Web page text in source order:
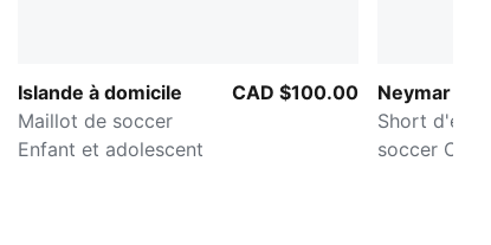
Islande à domicile
Maillot de soccer
Enfant et adolescent
CAD $100.00
Neymar Jr.
Short
soccer